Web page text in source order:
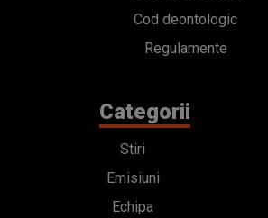
Cod deontologic
Regulamente
Categorii
Stiri
Emisiuni
Echipa